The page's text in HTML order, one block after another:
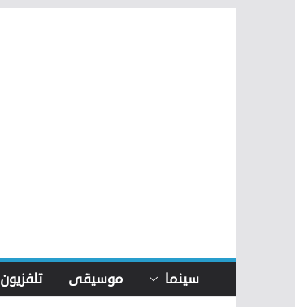
سينما موسيقى تلفزيون